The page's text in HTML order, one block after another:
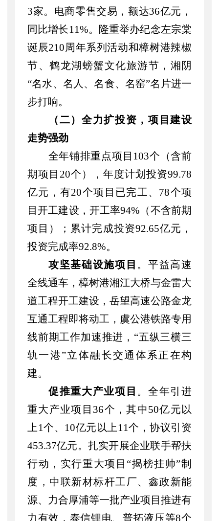
3家。电商零售交易，额达36亿元，
同比增长11%。隆重举办纪念左宗棠
诞辰210周年系列活动和樟树港辣椒
节、鹤龙湖螃蟹文化旅游节，湘阴
“名水、名人、名食、名窑”名片进一
步打响。
（二）全力扩投资，项目建设
走势强劲
全年铺排重点项目 103个（含前
期项目20个），年度计划投资99.78
亿元，有20个项目已完工、78个项
目开工建设，开工率94%（不含前期
项目）；累计完成投资92.65亿元，
投资完成率92.8%。
攻坚基础设施项目 。 平益高速
全线通车，樟树港湘江大桥与金雷大
道工程开工建设，岳望高速公路金龙
互通工程即将动工，虞公港铁路专用
线前期工作加速推进， “五纵三横三
轨一港”立体融长交通体系正在构
建。
促推重大产业项目 。全年引进
重大产业项目 36个，其中50亿元以
上1个、10亿元以上11个，协议引资
453.37亿元。扎实开展企业联手帮扶
行动，实行重大项目“揭榜挂帅”制
度，中联新材标杆工厂、鑫政新能
源、力合厚浦等一批产业项目推进有
力有效，泰信锂电、普拓液压等8个